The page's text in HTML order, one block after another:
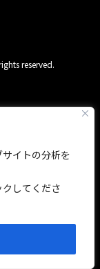
イトの分析を
してくださ
reserved.